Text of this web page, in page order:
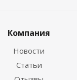
Компания
Новости
Статьи